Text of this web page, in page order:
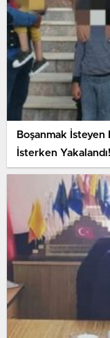
Boşanmak İsteyen
İsterken Yakalandı!